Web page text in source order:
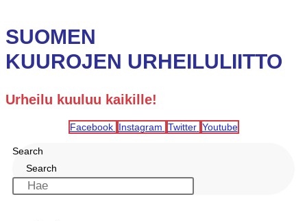
SUOMEN
KUUROJEN URHEILULIITTO
Urheilu kuuluu kaikille!
Facebook Instagram Twitter Youtube
Search
Search